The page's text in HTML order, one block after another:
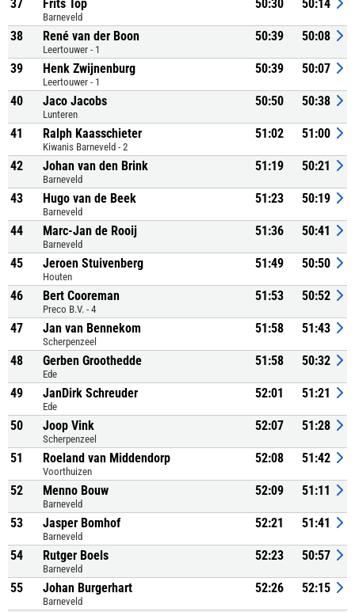
37 Frits Top
Barneveld
50:30 50:14
38 René van der Boon
Leertouwer - 1
50:39 50:08
39 Henk Zwijnenburg
Leertouwer - 1
50:39 50:07
40 Jaco Jacobs
Lunteren
50:50 50:38
41 Ralph Kaasschieter
Kiwanis Barneveld - 2
51:02 51:00
42 Johan van den Brink
Barneveld
51:19 50:21
43 Hugo van de Beek
Barneveld
51:23 50:19
44 Marc-Jan de Rooij
Barneveld
51:36 50:41
45 Jeroen Stuivenberg
Houten
51:49 50:50
46 Bert Cooreman
Preco B.V. - 4
51:53 50:52
47 Jan van Bennekom
Scherpenzeel
51:58 51:43
48 Gerben Groothedde
Ede
51:58 50:32
49 JanDirk Schreuder
Ede
52:01 51:21
50 Joop Vink
Scherpenzeel
52:07 51:28
51 Roeland van Middendorp
Voorthuizen
52:08 51:42
52 Menno Bouw
Barneveld
52:09 51:11
53 Jasper Bomhof
Barneveld
52:21 51:41
54 Rutger Boels
Barneveld
52:23 50:57
55 Johan Burgerhart
Barneveld
52:26 52:15